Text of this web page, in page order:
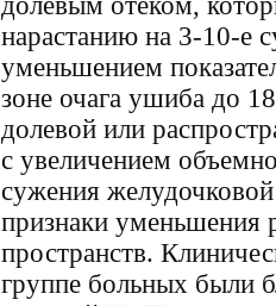
нарастанию на 3-10-е
уменьшением
зоне очага ушиба до
долевой или
с увеличением
сужения
признаки уменьшения
пространств.
группе больных были